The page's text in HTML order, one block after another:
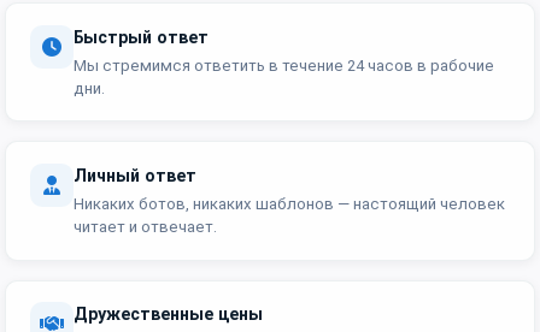
Быстрый ответ
Мы стремимся ответить в течение 24 часов в рабочие
дни.
Личный ответ
Никаких ботов, никаких шаблонов — настоящий человек
читает и отвечает.
Дружественные цены